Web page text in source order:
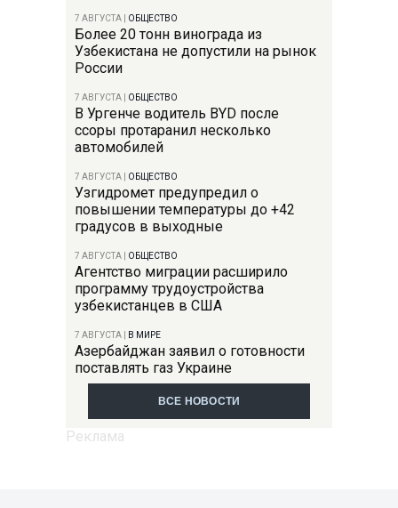
7 АВГУСТА ОБЩЕСТВО
Более 20 тонн винограда из
Узбекистана не допустили на рынок
России
7 АВГУСТА ОБЩЕСТВО
В Ургенче водитель BYD после
ссоры протаранил несколько
автомобилей
7 АВГУСТА ОБЩЕСТВО
Узгидромет предупредил о
повышении температуры до +42
градусов в выходные
7 АВГУСТА ОБЩЕСТВО
Агентство миграции расширило
программу трудоустройства
узбекистанцев в США
7 АВГУСТА В МИРЕ
Азербайджан заявил о готовности
поставлять газ Украине
ВСЕ НОВОСТИ